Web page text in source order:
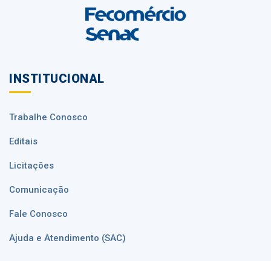
INSTITUCIONAL
Trabalhe Conosco
Editais
Licitações
Comunicação
Fale Conosco
Ajuda e Atendimento (SAC)